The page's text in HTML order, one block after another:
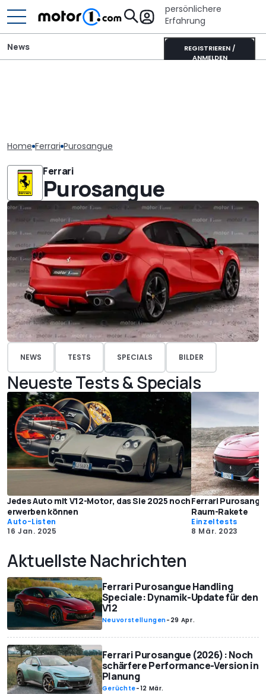
persönlichere
Erfahrung
REGISTRIEREN /
ANMELDEN
News
Home Ferrari Purosangue
Ferrari
Purosangue
NEWS TESTS SPECIALS BILDER
Neueste Tests & Specials
Jedes Auto mit V12-Motor, das Sie 2025 noch
erwerben können
Auto-Listen
16 Jan. 2025
Ferrari
Raum-Rakete
Einzeltests
8 Mär. 2023
Aktuellste Nachrichten
Ferrari Purosangue Handling
Speciale: Dynamik-Update für den
V12
Neuvorstellungen- 29 Apr.
Ferrari Purosangue (2026): Noch
schärfere Performance-Version in
Planung
Gerüchte-12 Mär.